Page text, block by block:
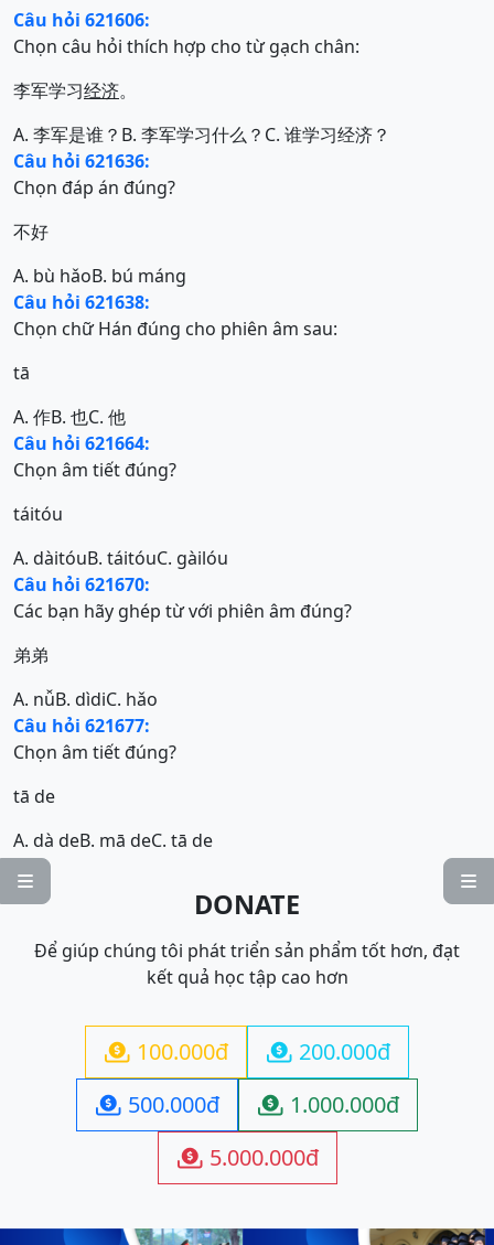


Câu hỏi 621606:
Chọn câu hỏi thích hợp cho từ gạch chân:
李军学习经济。
A. 李军是谁？ B. 李军学习什么？ C. 谁学习经济？
Câu hỏi 621636:
Chọn đáp án đúng?
不好
A. bù hǎoB. bú máng
Câu hỏi 621638:
Chọn chữ Hán đúng cho phiên âm sau:
tā
A. 作B. 也C. 他
Câu hỏi 621664:
Chọn âm tiết đúng?
táitóu
A. dàitóuB. táitóuC. gàilóu
Câu hỏi 621670:
Các bạn hãy ghép từ với phiên âm đúng?
弟弟
A. nǚB. dìdiC. hǎo
Câu hỏi 621677:
Chọn âm tiết đúng?
tā de
A. dà deB. mā deC. tā de
DONATE
Để giúp chúng tôi phát triển sản phẩm tốt hơn, đạt
kết quả học tập cao hơn
 100.000đ  200.000đ
 500.000đ  1.000.000đ
 5.000.000đ